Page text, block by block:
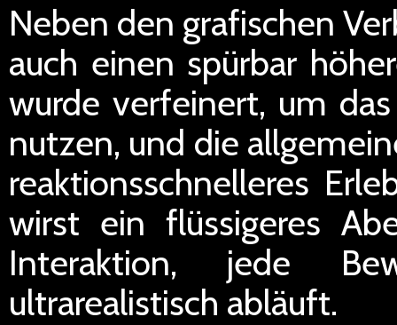
Neben den grafischen
auch einen spürbar
wurde verfeinert, um
nutzen, und die
reaktionsschnelleres
wirst ein flüssigeres
Interaktion, jede
ultrarealistisch abläuft.